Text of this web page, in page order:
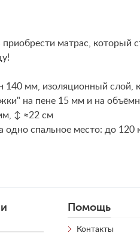
приобрести матрас, который
140 мм, изоляционный
на пене 15 мм и на
↕ ≈22 см
одно спальное место: до 120
Помощь
Контакты